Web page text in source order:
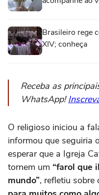
Brasileiro rege
XIV; conheça
Receba as
WhatsApp!
O religioso iniciou a
informou que seguiria
esperar que a Igreja
tornem um “farol que
mundo”, refletiu sobre